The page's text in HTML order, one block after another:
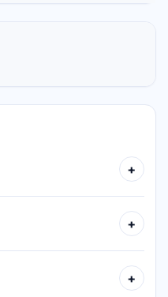
+
+
+